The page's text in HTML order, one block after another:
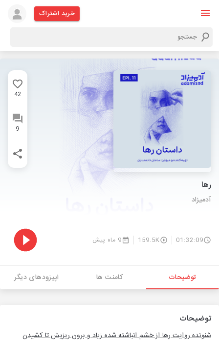
خرید اشتراک
42
9
رها
آدمیزاد
01:32:09
159.5K 9 ماه پیش
توضیحات کامنت ها اپیزودهای دیگر
توضیحات
شنونده روایت رها از خشم انباشته شده زیاد و برون ریزیش تا کشیدن